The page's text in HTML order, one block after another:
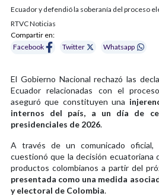
Ecuador y defendió la soberanía del proceso
RTVC Noticias
Compartir en:
Facebook
Twitter Whatsapp
El Gobierno Nacional rechazó las
Ecuador relacionadas con el
aseguró que constituyen una
internos del país, a un día de
presidenciales de 2026.
A través de un comunicado oficial,
cuestionó que la decisión ecuatoriana
productos colombianos a partir del
presentada como una medida
y electoral de Colombia.